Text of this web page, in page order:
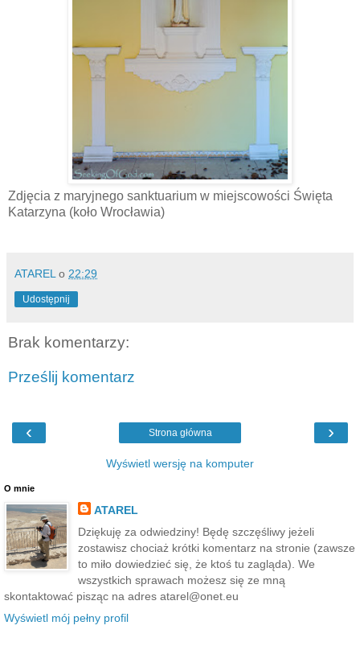
Zdjęcia z maryjnego sanktuarium w miejscowości Święta
Katarzyna (koło Wrocławia)
ATAREL o 22:29
Udostępnij
Brak komentarzy:
Prześlij komentarz
‹ ›
Strona główna
Wyświetl wersję na komputer
O mnie
ATAREL
Dziękuję za odwiedziny! Będę szczęśliwy jeżeli
zostawisz chociaż krótki komentarz na stronie (zawsze
to miło dowiedzieć się, że ktoś tu zagląda). We
wszystkich sprawach możesz się ze mną
skontaktować pisząc na adres atarel@onet.eu
Wyświetl mój pełny profil